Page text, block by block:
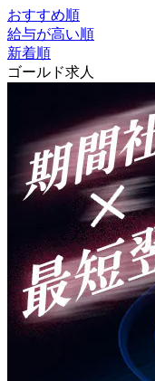
おすすめ順
給与が高い順
新着順
ゴールド求人